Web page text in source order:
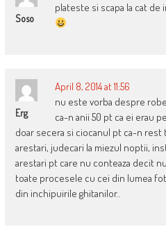
Soso
plateste si scapa la cat de
Erg
April 8, 2014 at 11:56
nu este vorba despre
ca-n anii 50 pt ca ei erau
doar secera si ciocanul pt ca-n
arestari, judecari la miezul noptii,
arestari pt care nu conteaza decit
toate procesele cu cei din lumea
din inchipuirile ghitanilor..